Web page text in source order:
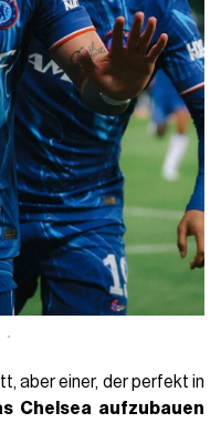
aber einer, der perfekt in
Chelsea aufzubauen